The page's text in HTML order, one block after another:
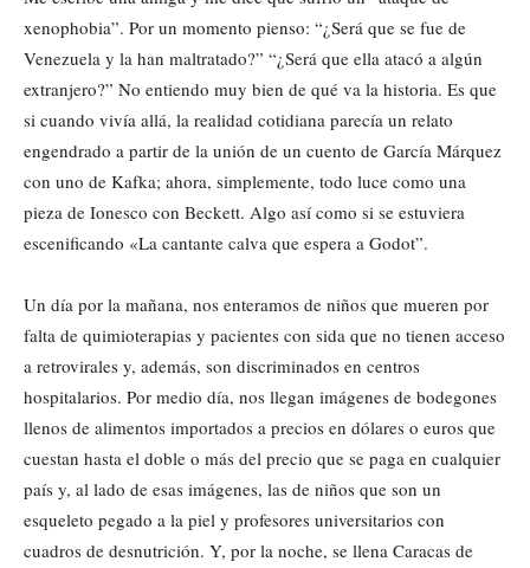
xenophobia”. Por un momento pienso: “¿Será que se fue de
Venezuela y la han maltratado?” “¿Será que ella atacó a algún
extranjero?” No entiendo muy bien de qué va la historia. Es que
si cuando vivía allá, la realidad cotidiana parecía un relato
engendrado a partir de la unión de un cuento de García Márquez
con uno de Kafka; ahora, simplemente, todo luce como una
pieza de Ionesco con Beckett. Algo así como si se estuviera
escenificando «La cantante calva que espera a Godot”.
Un día por la mañana, nos enteramos de niños que mueren por
falta de quimioterapias y pacientes con sida que no tienen acceso
a retrovirales y, además, son discriminados en centros
hospitalarios. Por medio día, nos llegan imágenes de bodegones
llenos de alimentos importados a precios en dólares o euros que
cuestan hasta el doble o más del precio que se paga en cualquier
país y, al lado de esas imágenes, las de niños que son un
esqueleto pegado a la piel y profesores universitarios con
cuadros de desnutrición. Y, por la noche, se llena Caracas de